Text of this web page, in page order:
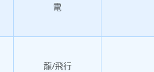
電
龍/飛行